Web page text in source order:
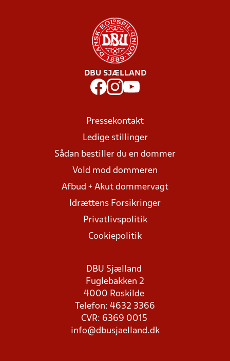
DBU SJÆLLAND
Pressekontakt
Ledige stillinger
Sådan bestiller du en dommer
Vold mod dommeren
Afbud + Akut dommervagt
Idrættens Forsikringer
Privatlivspolitik
Cookiepolitik
DBU Sjælland
Fuglebakken 2
4000 Roskilde
Telefon: 4632 3366
CVR: 6369 0015
info@dbusjaelland.dk